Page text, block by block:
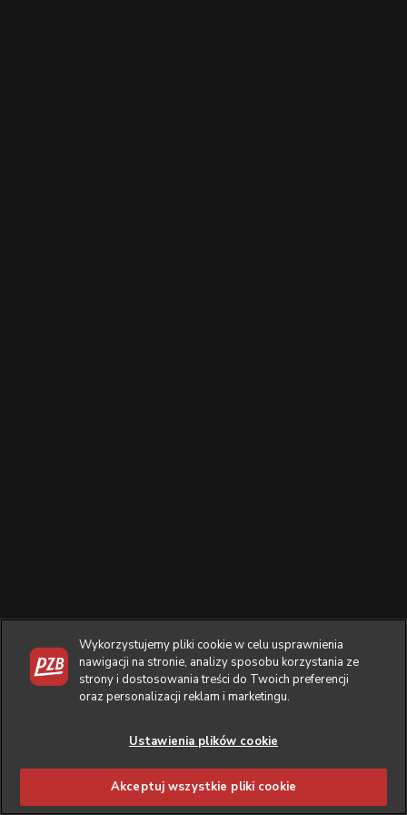
Wykorzystujemy pliki cookie w celu usprawnienia
nawigacji na stronie, analizy sposobu korzystania ze
strony i dostosowania treści do Twoich preferencji
oraz personalizacji reklam i marketingu.
Ustawienia plików cookie
Akceptuj wszystkie pliki cookie